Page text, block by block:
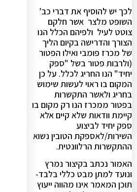
לכך יש להוסיף את דברי כב'
השופט מלצר אשר חלקם
צוטט לעיל ולפיהם הכלל הנו
הצורך והדרישה בקיום הליך
של מכרז פומבי ואילו הפטור
(ולרבות פטור בשל "ספק
יחיד" הנו החריג לכלל. על כן
המקום בו ראוי לעשות שימוש
בחריג ולאשר התקשרות
בפטור ממכרז הנו רק מקום בו
קיימת וודאות שלא קיים אלא
ספק יחיד לביצוע
השירות/לאספקת הטובין נשוא
ההתקשרות הרלוונטית.
האמור נכתב בקיצור נמרץ
ונועד למתן מבט כללי בלבד-
תוכן המאמר אינו מהווה ייעוץ